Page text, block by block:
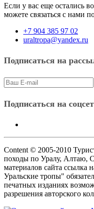
Если у вас еще остались
можете связаться с нами
+7 904 385 97 02
uraltropa@yandex.ru
Подписаться на
Подписаться на
Content © 2005-2010
походы по Уралу, Алтаю,
материалов сайта ссылка
Уральские тропы"
печатных изданиях
разрешения авторского